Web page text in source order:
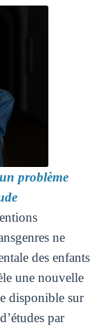
problème
ne
des enfants
une nouvelle
disponible sur
par